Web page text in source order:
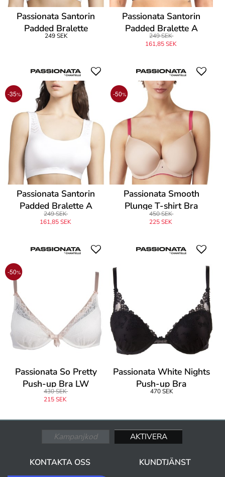
Passionata Santorin
Padded Bralette
249 SEK
Passionata Santorin
Padded Bralette A
249 SEK
161,85 SEK
-35%
Passionata Santorin
Padded Bralette A
249 SEK
161,85 SEK
-50%
Passionata Smooth
Plunge T-shirt Bra
450 SEK
225 SEK
-50%
Passionata So Pretty
Push-up Bra LW
430 SEK
215 SEK
Passionata White Nights
Push-up Bra
470 SEK
KONTAKTA OSS KUNDTJÄNST